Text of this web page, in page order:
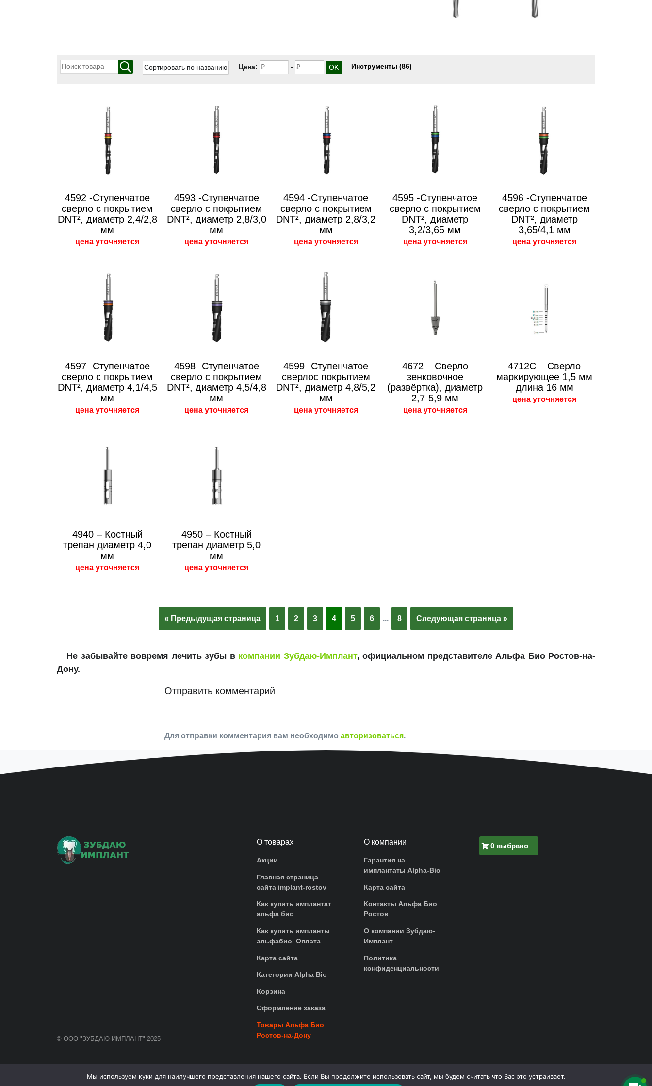
Цена: - Инструменты (86)
4592 -Ступенчатое
сверло с покрытием
DNT², диаметр 2,4/2,8
мм
цена уточняется
4593 -Ступенчатое
сверло с покрытием
DNT², диаметр 2,8/3,0
мм
цена уточняется
4594 -Ступенчатое
сверло с покрытием
DNT², диаметр 2,8/3,2
мм
цена уточняется
4595 -Ступенчатое
сверло с покрытием
DNT², диаметр
3,2/3,65 мм
цена уточняется
4596 -Ступенчатое
сверло с покрытием
DNT², диаметр
3,65/4,1 мм
цена уточняется
4597 -Ступенчатое
сверло с покрытием
DNT², диаметр 4,1/4,5
мм
цена уточняется
4598 -Ступенчатое
сверло с покрытием
DNT², диаметр 4,5/4,8
мм
цена уточняется
4599 -Ступенчатое
сверлос покрытием
DNT², диаметр 4,8/5,2
мм
цена уточняется
4672 – Сверло
зенковочное
(развёртка), диаметр
2,7-5,9 мм
цена уточняется
4712C – Сверло
маркирующее 1,5 мм
длина 16 мм
цена уточняется
4940 – Костный
трепан диаметр 4,0
мм
цена уточняется
4950 – Костный
трепан диаметр 5,0
мм
цена уточняется
« Предыдущая страница 1 2 3 4 5 6 ... 8 Следующая страница »
Не забывайте вовремя лечить зубы в компании Зубдаю-Имплант, официальном представителе Альфа Био Ростов-на-
Дону.
Отправить комментарий
Для отправки комментария вам необходимо авторизоваться.
© ООО "ЗУБДАЮ-ИМПЛАНТ" 2025
О товарах
Акции
Главная страница
сайта implant-rostov
Как купить имплантат
альфа био
Как купить импланты
альфабио. Оплата
Карта сайта
Категории Alpha Bio
Корзина
Оформление заказа
Товары Альфа Био
Ростов-на-Дону
О компании
Гарантия на
имплантаты Alpha-Bio
Карта сайта
Контакты Альфа Био
Ростов
О компании Зубдаю-
Имплант
Политика
конфиденциальности
0 выбрано
Мы используем куки для наилучшего представления нашего сайта. Если Вы продолжите использовать сайт, мы будем считать что Вас это устраивает.